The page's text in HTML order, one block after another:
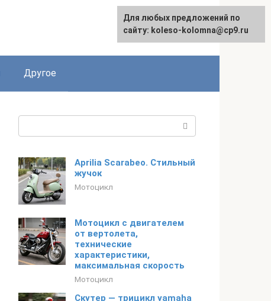
Другое
Aprilia Scarabeo. Стильный
жучок
Мотоцикл
Мотоцикл с двигателем
от вертолета,
технические
характеристики,
максимальная скорость
Мотоцикл
Скутер — трицикл yamaha
Для любых предложений по
сайту: koleso-kolomna@cp9.ru